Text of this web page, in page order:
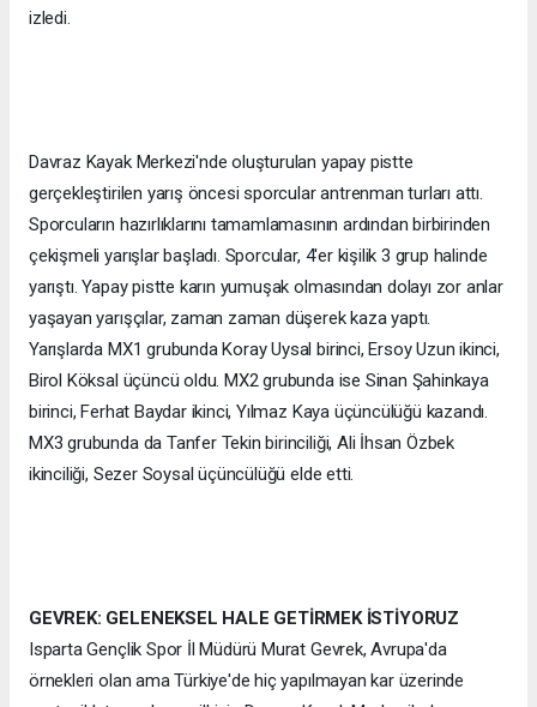
izledi.
Davraz Kayak Merkezi'nde oluşturulan yapay pistte
gerçekleştirilen yarış öncesi sporcular antrenman turları attı.
Sporcuların hazırlıklarını tamamlamasının ardından birbirinden
çekişmeli yarışlar başladı. Sporcular, 4'er kişilik 3 grup halinde
yarıştı. Yapay pistte karın yumuşak olmasından dolayı zor anlar
yaşayan yarışçılar, zaman zaman düşerek kaza yaptı.
Yarışlarda MX1 grubunda Koray Uysal birinci, Ersoy Uzun ikinci,
Birol Köksal üçüncü oldu. MX2 grubunda ise Sinan Şahinkaya
birinci, Ferhat Baydar ikinci, Yılmaz Kaya üçüncülüğü kazandı.
MX3 grubunda da Tanfer Tekin birinciliği, Ali İhsan Özbek
ikinciliği, Sezer Soysal üçüncülüğü elde etti.
GEVREK: GELENEKSEL HALE GETİRMEK İSTİYORUZ
Isparta Gençlik Spor İl Müdürü Murat Gevrek, Avrupa'da
örnekleri olan ama Türkiye'de hiç yapılmayan kar üzerinde